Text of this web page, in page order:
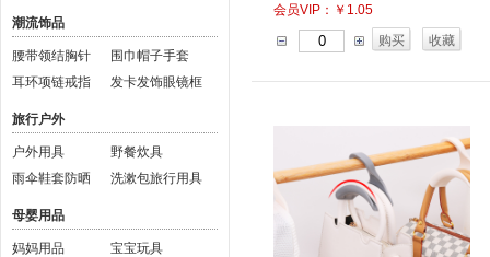
潮流饰品
腰带领结胸针
围巾帽子手套
耳环项链戒指
发卡发饰眼镜框
旅行户外
户外用具
野餐炊具
雨伞鞋套防晒
洗漱包旅行用具
母婴用品
妈妈用品
宝宝玩具
会员VIP：￥1.05
购买
收藏